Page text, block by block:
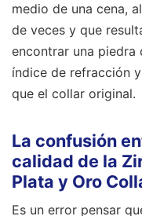
medio de una cena,
de veces y que
encontrar una piedra
índice de refracción
que el collar original.
La confusión
calidad de la
Plata y Oro
Es un error pensar